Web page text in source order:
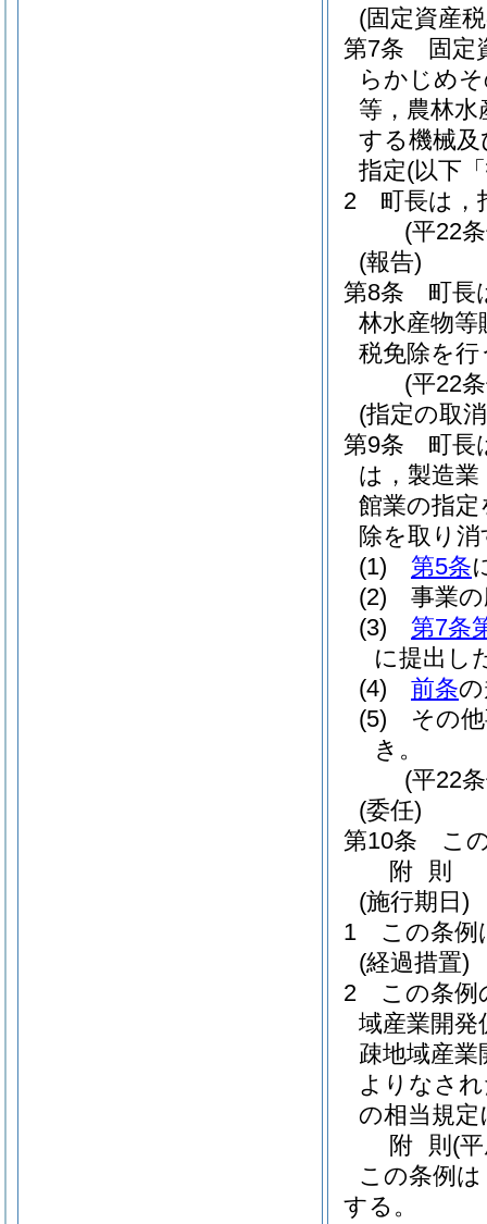
(固定資産
第7条
固定
らかじめ
等，農林水
する機械
指定(以下
2
町長は，
(平22
(報告)
第8条
町長
林水産物等
税免除を
(平22
(指定の取
第9条
町長
は，製造
館業の指
除を取り
(1)
第5条
(2)
事業
(3)
第7条
に提出し
(4)
前条
(5)
その
き。
(平22
(委任)
第10条
こ
附 則
(施行期日)
1
この条例
(経過措置)
2
この条例
域産業開発
疎地域産業
よりなさ
の相当規
附 則 (
この条例
する。